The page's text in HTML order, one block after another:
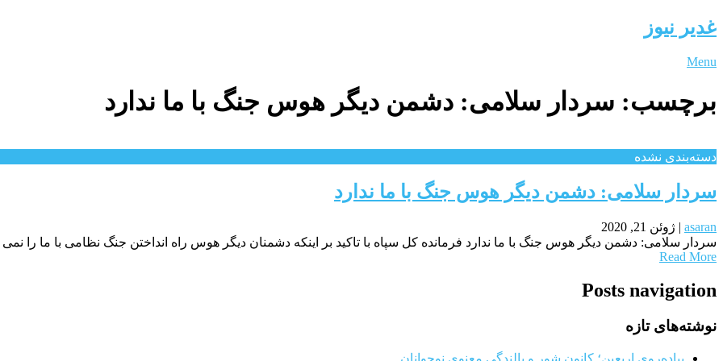
غدیر نیوز
Menu
برچسب: سردار سلامی: دشمن دیگر هوس جنگ با ما ندارد
دسته‌بندی نشده
سردار سلامی: دشمن دیگر هوس جنگ با ما ندارد
asaran
| ژوئن 21, 2020
سردار سلامی: دشمن دیگر هوس جنگ با ما ندارد فرمانده کل سپاه با تاکید بر اینکه دشمنان دیگر هوس راه انداختن جنگ نظامی با ما را نمی
Read More
Posts navigation
نوشته‌های تازه
پیاده‌روی اربعین؛ کانون شور و بالندگی معنوی نوجوانان